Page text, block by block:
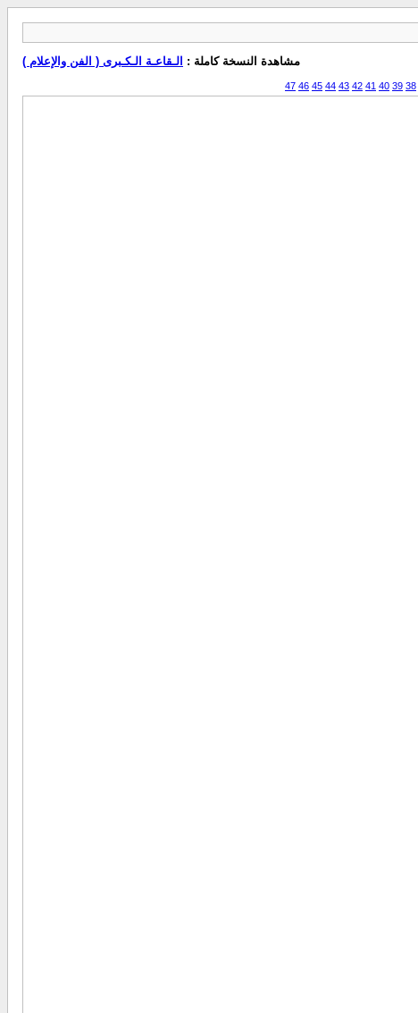
مشاهدة النسخة كاملة : الـقاعـة الـكـبرى ( الفن والإعلام )
38
39
40
41
42
43
44
45
46
47